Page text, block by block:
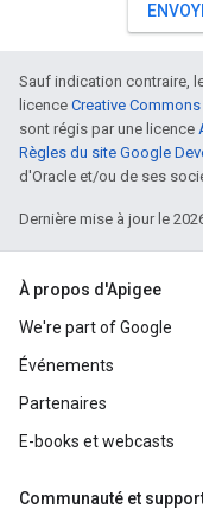
Sauf indication contraire,
licence Creative
sont régis par une licence
Règles du site Google
d'Oracle et/ou de ses
Dernière mise à jour le
À propos d'Apigee
We're part of Google
Événements
Partenaires
E-books et webcasts
Communauté et